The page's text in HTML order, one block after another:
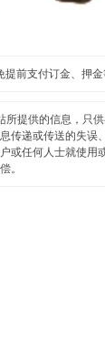
提前支付订金、押
所提供的信息，只
传递或传送的失误
或任何人士就使用
。